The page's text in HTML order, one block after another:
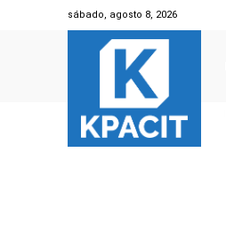
sábado, agosto 8, 2026